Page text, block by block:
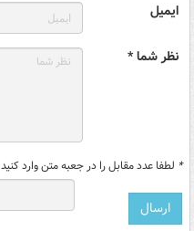
ایمیل
نظر شما *
* لطفا عدد مقابل را در جعبه متن وارد کنید